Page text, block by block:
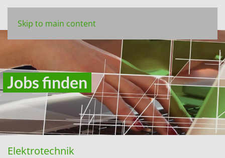
Skip to main content
Jobs finden
Elektrotechnik